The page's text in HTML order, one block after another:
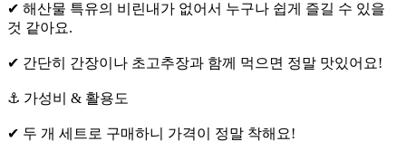
✔ 해산물 특유의 비린내가 없어서 누구나 쉽게 즐길 수 있을
것 같아요.
✔ 간단히 간장이나 초고추장과 함께 먹으면 정말 맛있어요!
⚓ 가성비 & 활용도
✔ 두 개 세트로 구매하니 가격이 정말 착해요!